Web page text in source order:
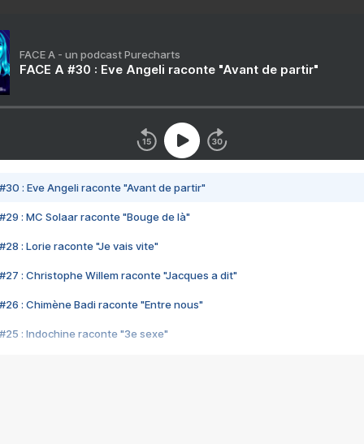
FACE A - un podcast Purecharts
FACE A #30 : Eve Angeli raconte "Avant de partir"
#30 : Eve Angeli raconte "Avant de partir"
#29 : MC Solaar raconte "Bouge de là"
#28 : Lorie raconte "Je vais vite"
#27 : Christophe Willem raconte "Jacques a dit"
#26 : Chimène Badi raconte "Entre nous"
#25 : Indochine raconte "3e sexe"